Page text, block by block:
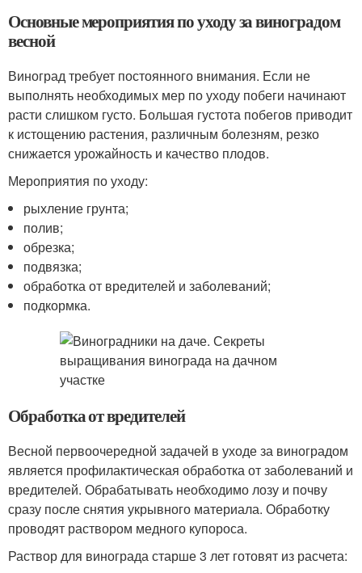
Основные мероприятия по уходу за виноградом
весной
Виноград требует постоянного внимания. Если не
выполнять необходимых мер по уходу побеги начинают
расти слишком густо. Большая густота побегов приводит
к истощению растения, различным болезням, резко
снижается урожайность и качество плодов.
Мероприятия по уходу:
рыхление грунта;
полив;
обрезка;
подвязка;
обработка от вредителей и заболеваний;
подкормка.
Обработка от вредителей
Весной первоочередной задачей в уходе за виноградом
является профилактическая обработка от заболеваний и
вредителей. Обрабатывать необходимо лозу и почву
сразу после снятия укрывного материала. Обработку
проводят раствором медного купороса.
Раствор для винограда старше 3 лет готовят из расчета: